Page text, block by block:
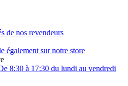
de nos revendeurs
également sur notre store
8:30 à 17:30 du lundi au vendredi